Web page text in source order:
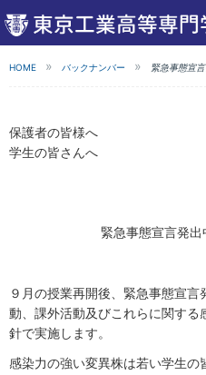
HOME バックナンバー 緊急事態宣
保護者の皆様へ
学生の皆さんへ
緊急事態宣言発
９月の授業再開後、緊急事態宣
動、課外活動及びこれらに関す
針で実施します。
感染力の強い変異株は若い学生